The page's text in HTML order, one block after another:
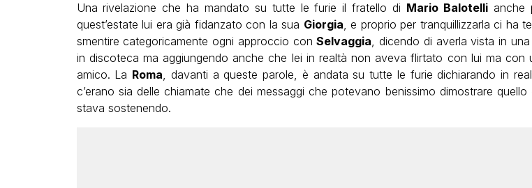
Una rivelazione che ha mandato su tutte le furie il fratello di Mario Balotellianche
quest’estate lui era già fidanzato con la sua Giorgia, e proprio per tranquillizzarla ci ha
smentire categoricamente ogni approccio conSelvaggia, dicendo di averla vista in
in discoteca ma aggiungendo anche che lei in realtà non aveva flirtato con lui ma con
amico. La Roma, davanti a queste parole, è andata su tutte le furie dichiarando in
c’erano sia delle chiamate che dei messaggi che potevano benissimo dimostrare quello
stava sostenendo.